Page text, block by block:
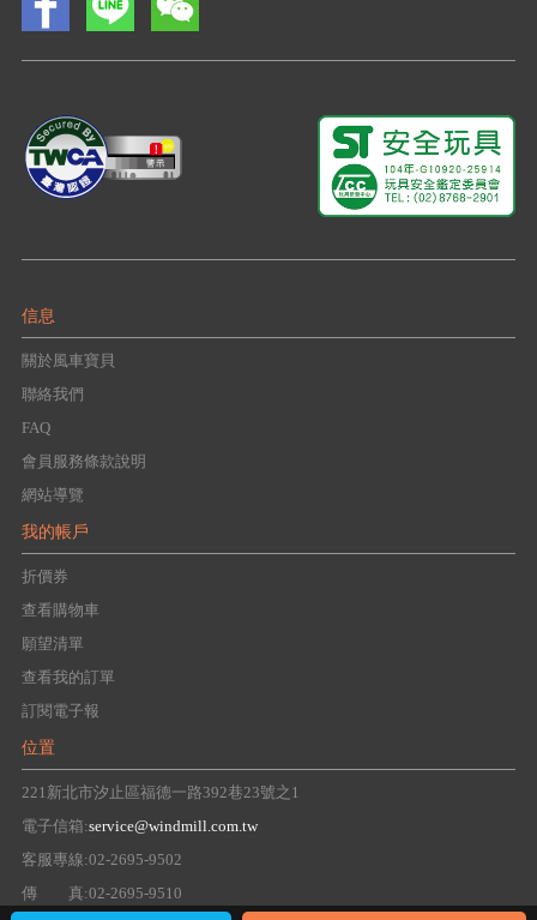
信息
關於風車寶貝
聯絡我們
FAQ
會員服務條款說明
網站導覽
我的帳戶
折價券
查看購物車
願望清單
查看我的訂單
訂閱電子報
位置
221新北市汐止區福德一路392巷23號之1
電子信箱:service@windmill.com.tw
客服專線:02-2695-9502
傳 真:02-2695-9510